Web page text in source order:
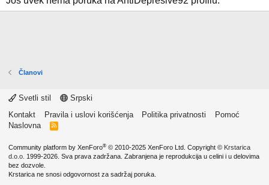
Članovi
Svetli stil
Srpski
Kontakt
Pravila i uslovi korišćenja Politika privatnosti
Pomoć
Naslovna
R
Community platform by XenForo® © 2010-2025 XenForo Ltd. Copyright © Krstarica
d.o.o. 1999-2026. Sva prava zadržana. Zabranjena je reprodukcija u celini i u delovima
bez dozvole.
Krstarica ne snosi odgovornost za sadržaj poruka.